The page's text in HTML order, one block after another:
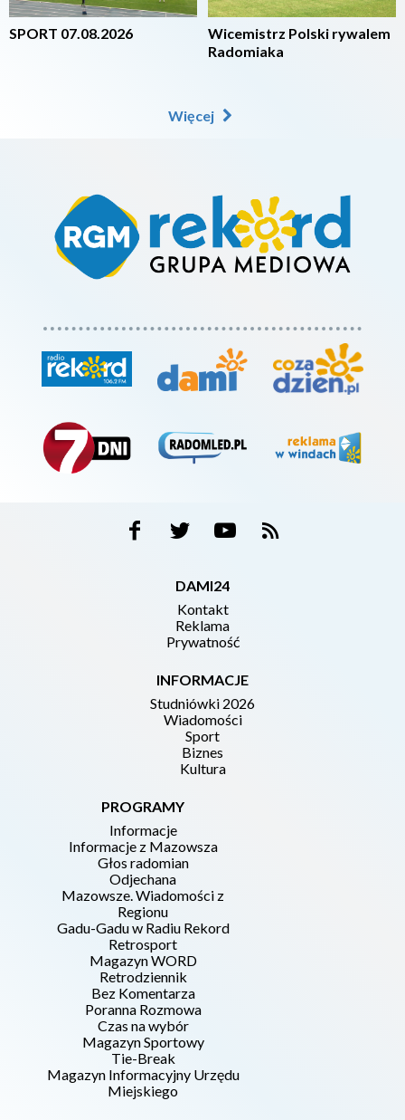
SPORT 07.08.2026
Wicemistrz Polski rywalem
Radomiaka
Więcej
DAMI24
Kontakt
Reklama
Prywatność
INFORMACJE
Studniówki 2026
Wiadomości
Sport
Biznes
Kultura
PROGRAMY
Informacje
Informacje z Mazowsza
Głos radomian
Odjechana
Mazowsze. Wiadomości z
Regionu
Gadu-Gadu w Radiu Rekord
Retrosport
Magazyn WORD
Retrodziennik
Bez Komentarza
Poranna Rozmowa
Czas na wybór
Magazyn Sportowy
Tie-Break
Magazyn Informacyjny Urzędu
Miejskiego